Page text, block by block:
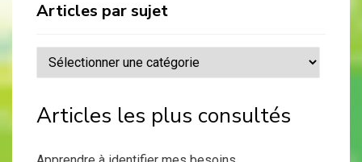
Articles par sujet
Articles
par
Articles les plus consultés